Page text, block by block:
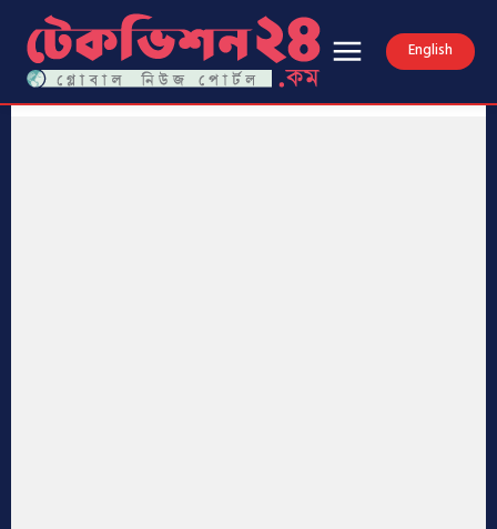
English